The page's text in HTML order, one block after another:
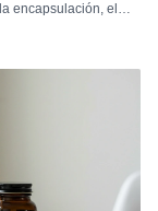
encapsulación, el